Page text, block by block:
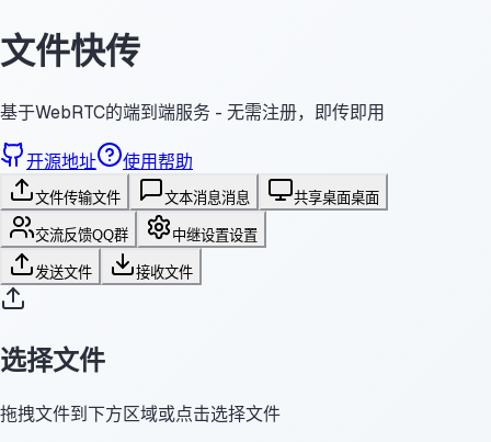
文件快传
基于WebRTC的端到端服务 - 无需注册，即传即用
开源地址 使用帮助
文件传输文件 文本消息消息 共享桌面桌面
交流反馈QQ群 中继设置设置
发送文件 接收文件
选择文件
拖拽文件到下方区域或点击选择文件